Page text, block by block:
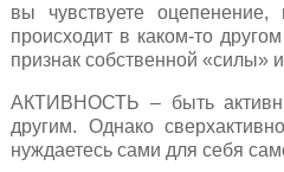
вы чувствуете
происходит в каком-то
признак собственной «силы»
АКТИВНОСТЬ – быть
другим. Однако
нуждаетесь сами для себя